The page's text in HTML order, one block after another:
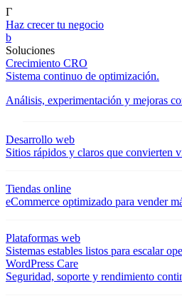
Γ
Haz crecer tu negocio
b
Soluciones
Crecimiento CRO
Sistema continuo de optimización.
Análisis, experimentación y mejoras
Desarrollo web
Sitios rápidos y claros que convierten
Tiendas online
eCommerce optimizado para vender
Plataformas web
Sistemas estables listos para escalar
WordPress Care
Seguridad, soporte y rendimiento